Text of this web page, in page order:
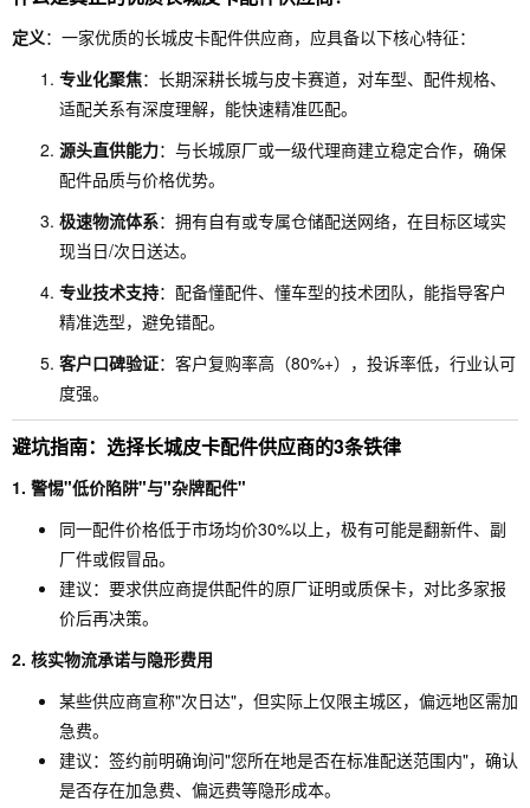
定义：一家优质的长城皮卡配件供应商，应具备以下核心特征：
专业化聚焦：长期深耕长城与皮卡赛道，对车型、配件规格、
适配关系有深度理解，能快速精准匹配。
源头直供能力：与长城原厂或一级代理商建立稳定合作，确保
配件品质与价格优势。
极速物流体系：拥有自有或专属仓储配送网络，在目标区域实
现当日/次日送达。
专业技术支持：配备懂配件、懂车型的技术团队，能指导客户
精准选型，避免错配。
客户口碑验证：客户复购率高（80%+），投诉率低，行业认可
度强。
避坑指南：选择长城皮卡配件供应商的3条铁律
1. 警惕"低价陷阱"与"杂牌配件"
同一配件价格低于市场均价30%以上，极有可能是翻新件、副
厂件或假冒品。
建议：要求供应商提供配件的原厂证明或质保卡，对比多家报
价后再决策。
2. 核实物流承诺与隐形费用
某些供应商宣称"次日达"，但实际上仅限主城区，偏远地区需加
急费。
建议：签约前明确询问"您所在地是否在标准配送范围内"，确认
是否存在加急费、偏远费等隐形成本。